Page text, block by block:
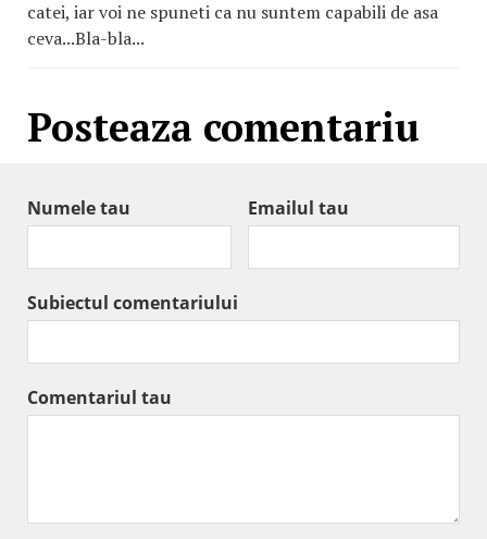
catei, iar voi ne spuneti ca nu suntem capabili de asa
ceva...Bla-bla...
Posteaza comentariu
Numele tau Emailul tau
Subiectul comentariului
Comentariul tau